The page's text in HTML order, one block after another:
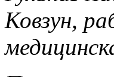
Ковзун,